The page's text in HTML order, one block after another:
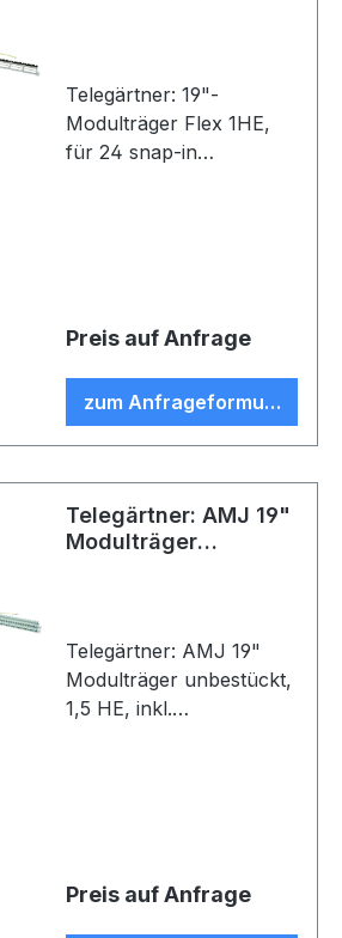
Telegärtner: 19"-
Modulträger Flex 1HE,
für 24 snap-in
Module und Kupplungen,
Träger lichtgrau RAL
7035
Preis auf Anfrage
zum Anfrageformular
Telegärtner: AMJ 19"
Modulträger
Telegärtner: AMJ 19"
Modulträger unbestückt,
1,5 HE, inkl.
Preis auf Anfrage